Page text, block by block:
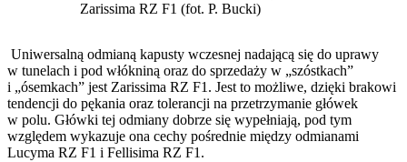
Zarissima RZ F1 (fot. P. Bucki)
Uniwersalną odmianą kapusty wczesnej nadającą się do uprawy
w tunelach i pod włókniną oraz do sprzedaży w „szóstkach”
i „ósemkach” jest Zarissima RZ F1. Jest to możliwe, dzięki brakowi
tendencji do pękania oraz tolerancji na przetrzymanie główek
w polu. Główki tej odmiany dobrze się wypełniają, pod tym
względem wykazuje ona cechy pośrednie między odmianami
Lucyma RZ F1 i Fellisima RZ F1.